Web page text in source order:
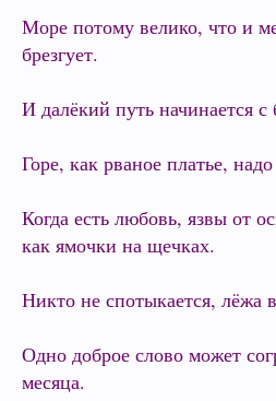
Море потому велико, что и
брезгует.
И далёкий путь начинается с
Горе, как рваное платье,
Когда есть любовь, язвы от
как ямочки на щечках.
Никто не спотыкается, лёжа
Одно доброе слово может
месяца.